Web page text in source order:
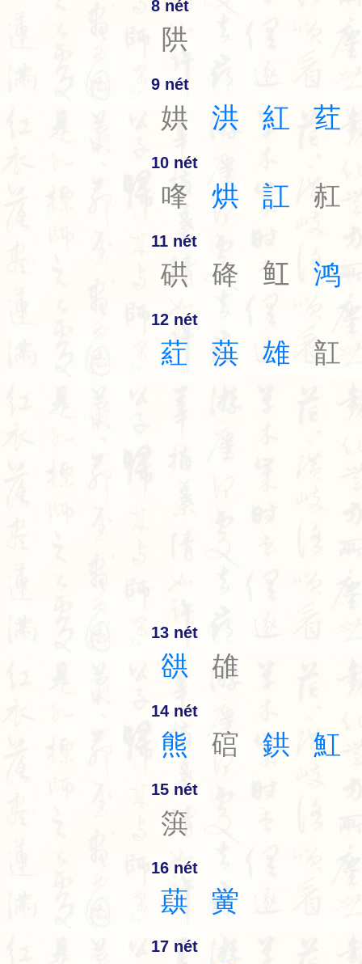
8 nét
䧆
9 nét
娂 洪 紅 荭
10 nét
㖓 烘 訌 䞑
11 nét
硔 䂫 𫚉 鸿
12 nét
葒 葓 雄 䪦
13 nét
谼 䧺
14 nét
熊 䃔 鉷 魟
15 nét
篊
16 nét
蕻 黉
17 nét